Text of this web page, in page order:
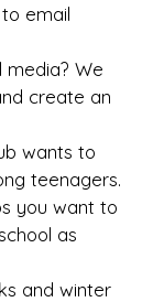
email
We
create an
wants to
teenagers.
you want to
as
and winter